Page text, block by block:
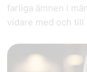
farliga ämnen i
vidare med och